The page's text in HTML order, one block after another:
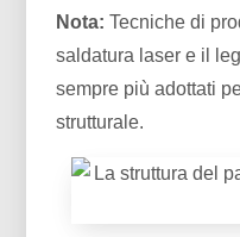
Nota: Tecniche di
saldatura laser e il
sempre più adottati
strutturale.